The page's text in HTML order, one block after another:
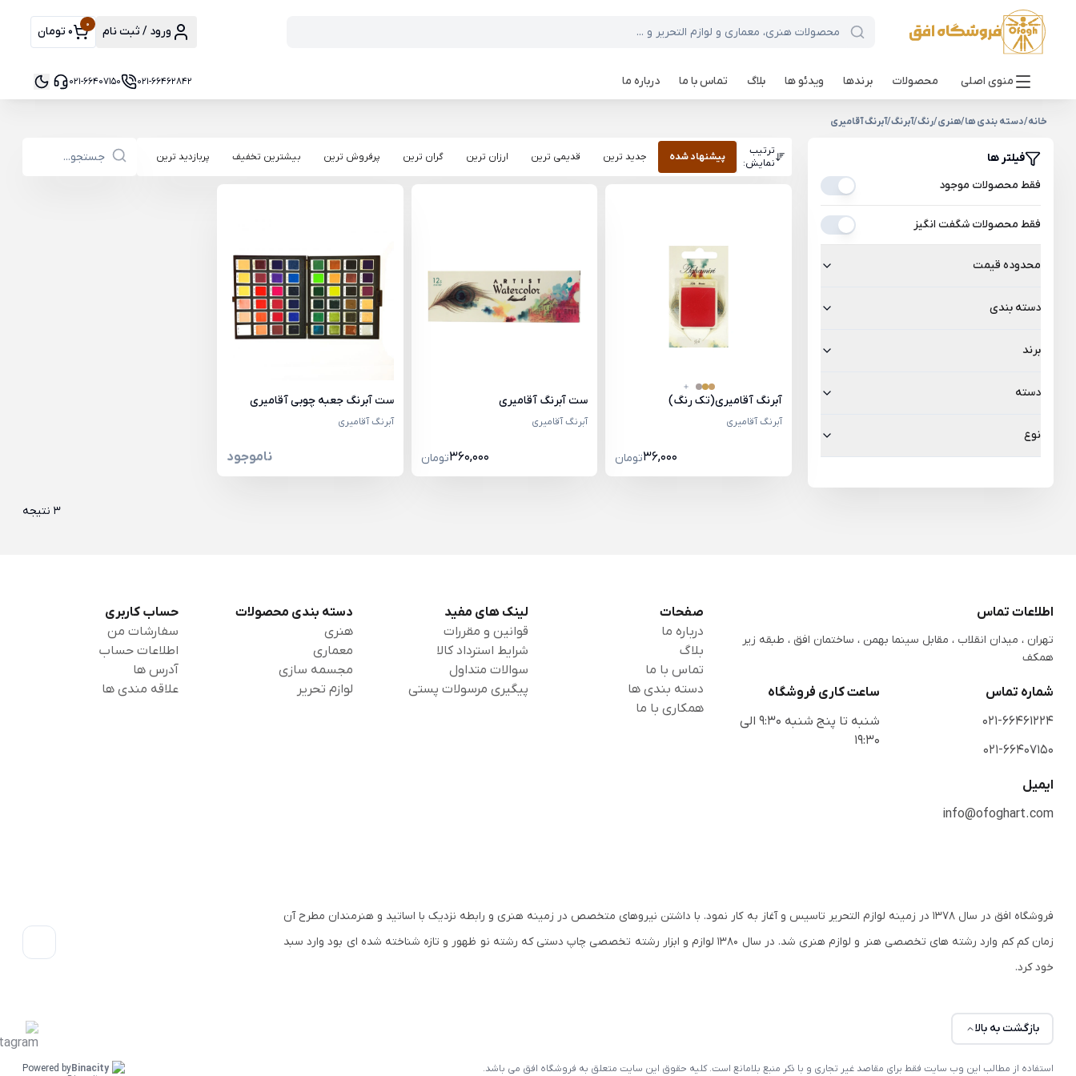
ورود / ثبت نام 0 0 تومان
منوی اصلی محصولات برندها ویدئو ها بلاگ تماس با ما درباره ما 021-66462842
021-66407150
خانه/دسته بندی ها/هنری/رنگ/آبرنگ/آبرنگ آقامیری
فیلتر ها
فقط محصولات موجود
فقط محصولات شگفت انگیز
محدوده قیمت
دسته بندی
برند
دسته
نوع
ترتیب
نمایش:
پیشنهاد شده جدید ترین قدیمی ترین ارزان ترین گران ترین پرفروش ترین بیشترین تخفیف پربازدید ترین
آبرنگ آقامیری(تک رنگ)
آبرنگ آقامیری
36,000تومان
ست آبرنگ آقامیری
آبرنگ آقامیری
360,000تومان
ست آبرنگ جعبه چوبی آقامیری
آبرنگ آقامیری
ناموجود
3 نتیجه
اطلاعات تماس
تهران ، میدان انقلاب ، مقابل سینما بهمن ، ساختمان افق ، طبقه زیر
همکف
شماره تماس
021-66461224
021-66407150
ساعت کاری فروشگاه
شنبه تا پنج شنبه 9:30 الی
19:30
ایمیل
info@ofoghart.com
صفحات
درباره ما
بلاگ
تماس با ما
دسته بندی ها
همکاری با ما
لینک های مفید
قوانین و مقررات
شرایط استرداد کالا
سوالات متداول
پیگیری مرسولات پستی
دسته بندی محصولات
هنری
معماری
مجسمه سازی
لوازم تحریر
حساب کاربری
سفارشات من
اطلاعات حساب
آدرس ها
علاقه مندی ها
فروشگاه افق در سال ۱۳۷۸ در زمینه لوازم التحریر تاسیس و آغاز به کار نمود. با داشتن نیروهای متخصص در زمینه هنری و رابطه نزدیک با اساتید و هنرمندان مطرح آن
زمان کم کم وارد رشته های تخصصی هنر و لوازم هنری شد. در سال ۱۳۸۰ لوازم و ابزار رشته تخصصی چاپ دستی که رشته نو ظهور و تازه شناخته شده ای بود وارد سبد
خود کرد.
بازگشت به بالا
استفاده از مطالب این وب سایت فقط برای مقاصد غیر تجاری و با ذکر منبع بلامانع است. کلیه حقوق این سایت متعلق به فروشگاه افق می باشد. Powered byBinacity